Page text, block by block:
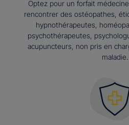
Optez pour un forfait
rencontrer des ostéopathes,
hypnothérapeutes,
psychothérapeutes,
acupuncteurs, non pris en
maladie.